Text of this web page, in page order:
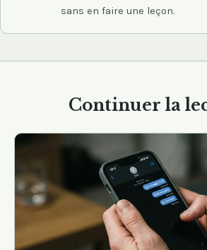
sans en faire une leçon.
Continuer la